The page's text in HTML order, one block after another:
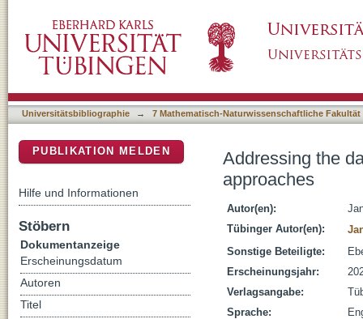
Universitätsbibliographie → 7 Mathematisch-Naturwissenschaftliche Fakultät
Addressing the
approaches
Autor(en):
Tübinger Autor(en):
Sonstige Beteiligte:
Erscheinungsjahr:
Verlagsangabe:
Sprache:
PUBLIKATION MELDEN
Hilfe und Informationen
Stöbern
Dokumentanzeige
Erscheinungsdatum
Autoren
Titel